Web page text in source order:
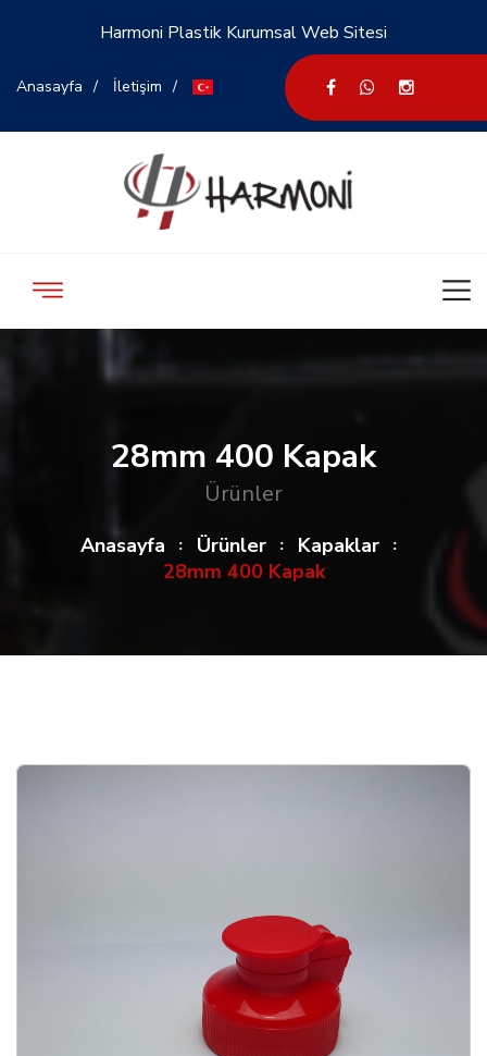
Harmoni Plastik Kurumsal Web Sitesi
Anasayfa İletişim
28mm 400 Kapak
Ürünler
Anasayfa Ürünler
Kapaklar
28mm 400 Kapak